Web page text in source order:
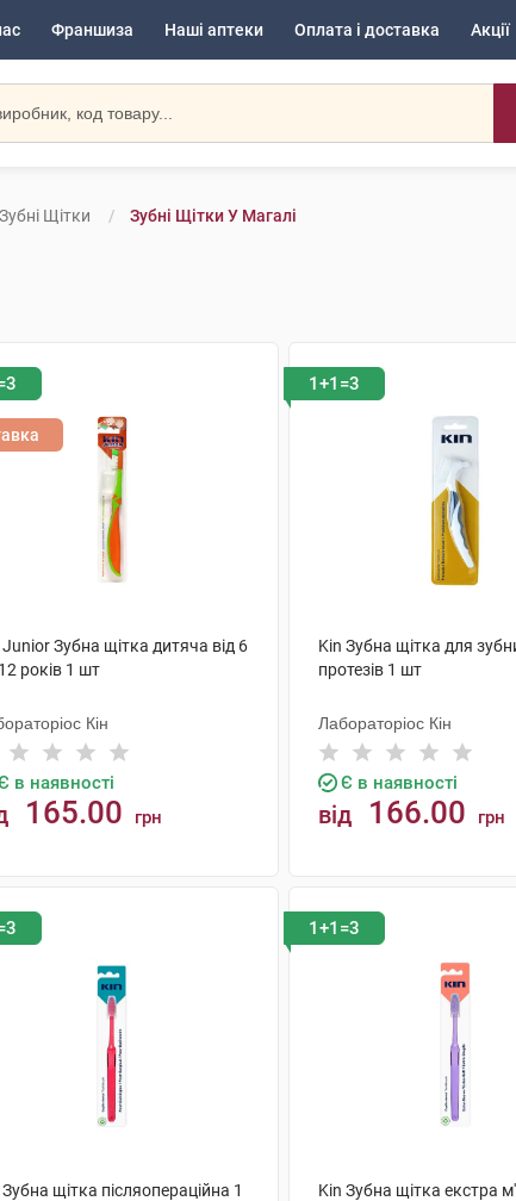
Франшиза Наші аптеки Оплата і доставка Акції
Зубні Щітки Зубні Щітки У Магалі
Junior Зубна щітка дитяча від 6
років 1 шт
Кін
в наявності
165.00 грн
1+1=3
Kin Зубна щітка для
протезів 1 шт
Лабораторіос Кін
Є в наявності
від 166.00 грн
щітка післяопераційна 1
1+1=3
Kin Зубна щітка екстра